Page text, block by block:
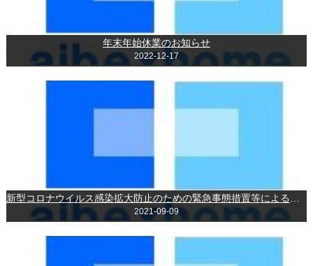
年末年始休業のお知らせ
2022-12-17
新型コロナウイルス感染拡大防止のための緊急事態措置等による時短営業について
2021-09-09